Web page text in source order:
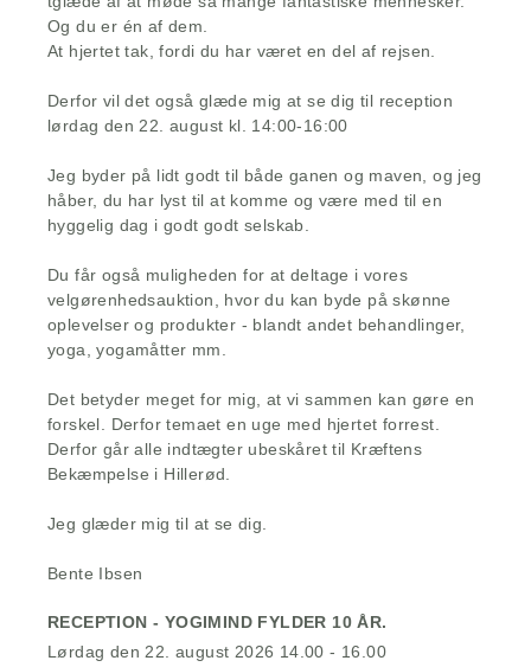
Og du er én af dem.
At hjertet tak, fordi du har været en del af rejsen.
Derfor vil det også glæde mig at se dig til reception
lørdag den 22. august kl. 14:00-16:00
Jeg byder på lidt godt til både ganen og maven, og jeg
håber, du har lyst til at komme og være med til en
hyggelig dag i godt godt selskab.
Du får også muligheden for at deltage i vores
velgørenhedsauktion, hvor du kan byde på skønne
oplevelser og produkter - blandt andet behandlinger,
yoga, yogamåtter mm.
Det betyder meget for mig, at vi sammen kan gøre en
forskel. Derfor temaet en uge med hjertet forrest.
Derfor går alle indtægter ubeskåret til Kræftens
Bekæmpelse i Hillerød.
Jeg glæder mig til at se dig.
Bente Ibsen
RECEPTION - YOGIMIND FYLDER 10 ÅR.
Lørdag den 22. august 2026 14.00 - 16.00